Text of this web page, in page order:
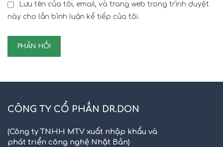
Lưu tên của tôi, email, và trang web trong trình duyệt
này cho lần bình luận kế tiếp của tôi.
CÔNG TY CỔ PHẦN DR.DON
(Công ty TNHH MTV xuất nhập khẩu và
phát triển công nghệ Nhật Bản)